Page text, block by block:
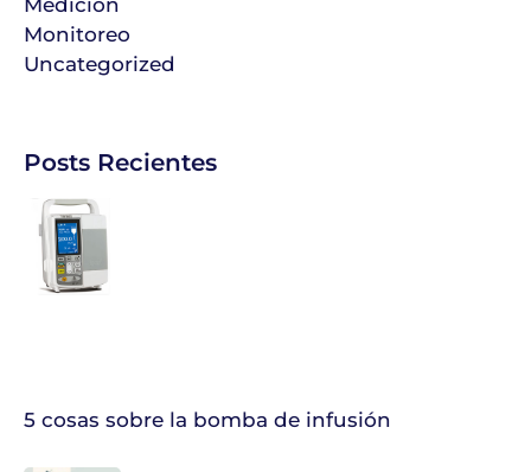
Monitoreo
Uncategorized
Posts Recientes
5 cosas sobre la bomba de infusión